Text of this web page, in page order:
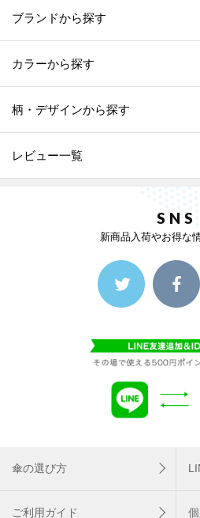
ブランドから探す
カラーから探す
柄・デザインから探す
レビュー一覧
SNS
新商品入荷やお得な
傘の選び方
ご利用ガイド